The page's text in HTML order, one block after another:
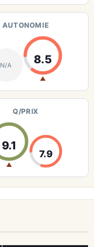
AUTONOMIE
N/A 8.5
▲
Q/PRIX
9.1
▲
7.9